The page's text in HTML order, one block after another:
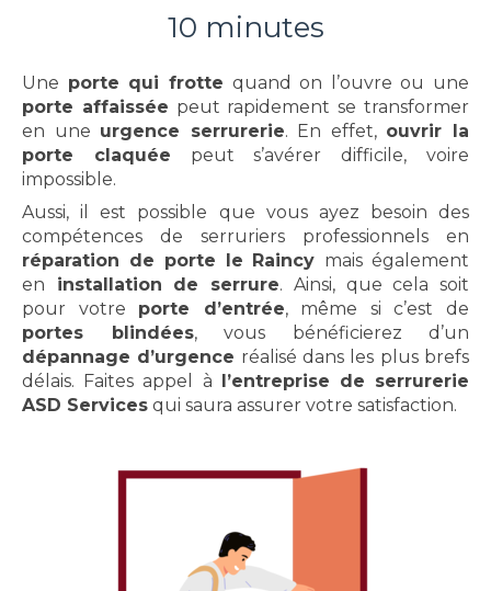
10 minutes
Une porte qui frotte quand on l’ouvre ou une
porte affaissée peut rapidement se transformer
en une urgence serrurerie. En effet, ouvrir la
porte claquée peut s’avérer difficile, voire
impossible.
Aussi, il est possible que vous ayez besoin des
compétences de serruriers professionnels en
réparation de porte le Raincy mais également
en installation de serrure. Ainsi, que cela soit
pour votre porte d’entrée, même si c’est de
portes blindées, vous bénéficierez d’un
dépannage d’urgence réalisé dans les plus brefs
délais. Faites appel à l’entreprise de serrurerie
ASD Services qui saura assurer votre satisfaction.